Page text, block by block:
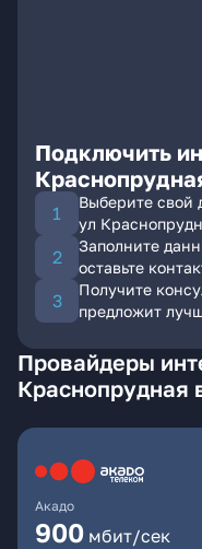
Подключить
Выберите свой
ул
Заполните
оставьте
Получите
предложит
Провайдеры
Краснопрудная
Акадо
900 мбит/сек